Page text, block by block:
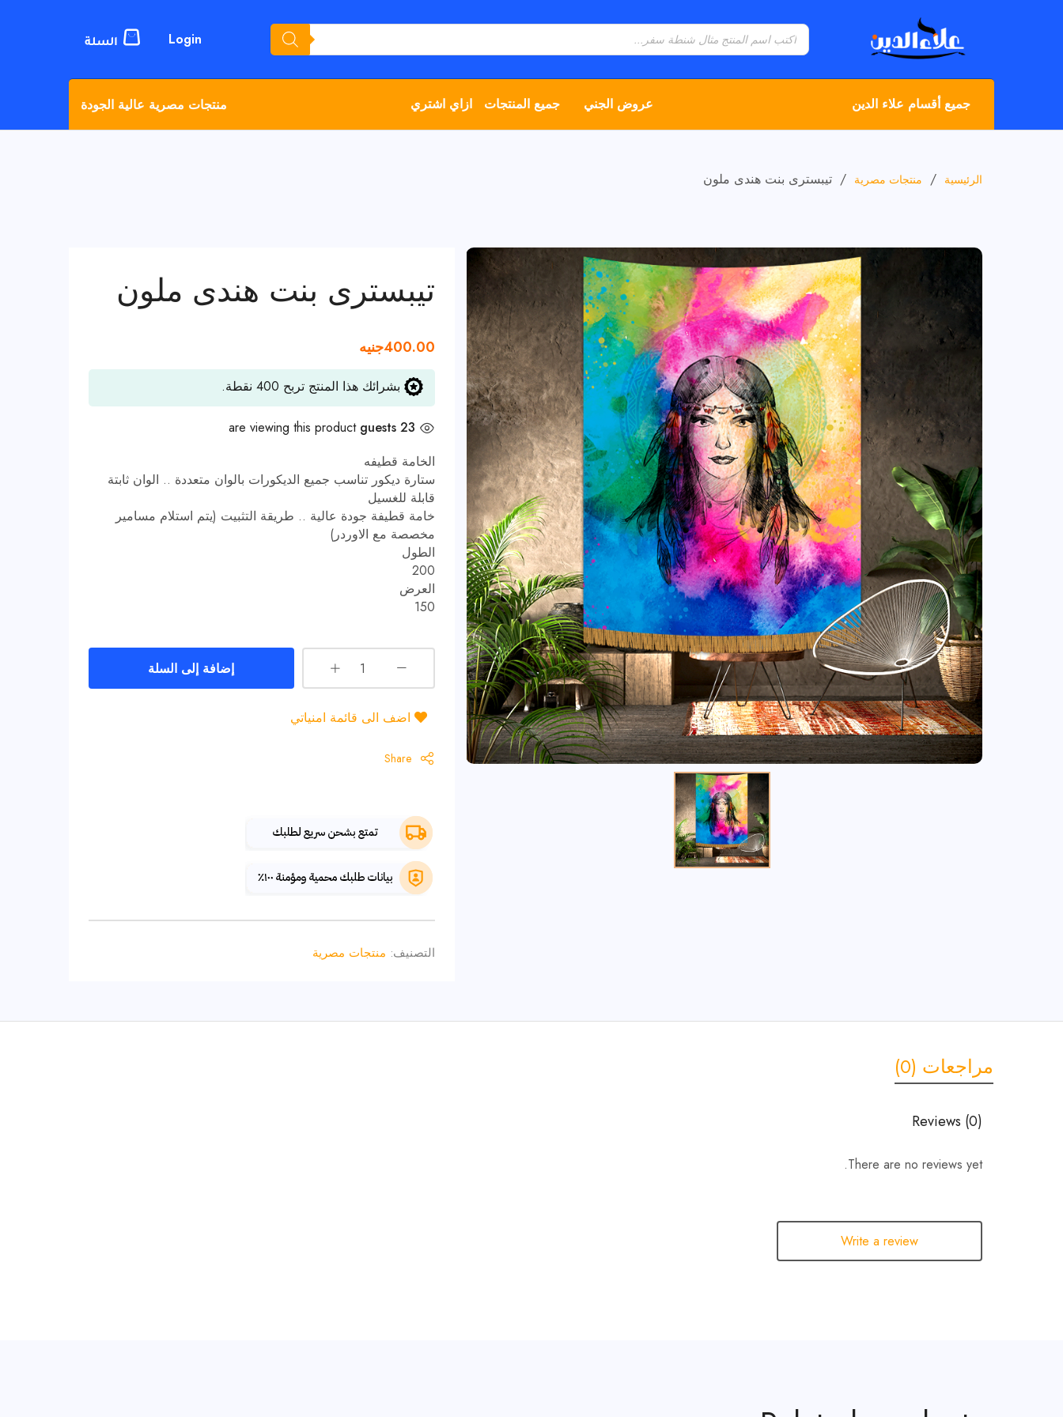
Login
جميع أقسام علاء الدين عروض الجني جميع المنتجات ازاي اشتري منتجات مصرية عالية الجودة
الرئيسية / منتجات مصرية / تيبسترى بنت هندى ملون
تيبسترى بنت هندى ملون
400.00جنيه
بشرائك هذا المنتج تربح 400 نقطة.
23 guests
are viewing this product
الخامة قطيفه
ستارة ديكور تناسب جميع الديكورات بالوان متعددة .. الوان ثابتة
قابلة للغسيل
خامة قطيفة جودة عالية .. طريقة التثبيت (يتم استلام مسامير
مخصصة مع الاوردر)
الطول
200
العرض
150
إضافة إلى السلة
اضف الى قائمة امنياتي
Share
التصنيف: منتجات مصرية
مراجعات (0)
Reviews (0)
There are no reviews yet.
Write a review